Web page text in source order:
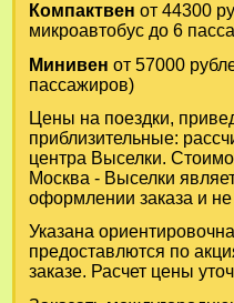
Компактвен от 44300
микроавтобус до 6
Минивен от 57000
пассажиров)
Цены на поездки,
приблизительные:
центра Выселки.
Москва - Выселки
оформлении заказа и не
Указана
предоставлются по
заказе. Расчет цены